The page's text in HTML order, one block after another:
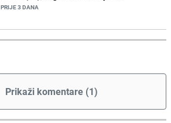
PRIJE 3 DANA
Prikaži komentare (1)